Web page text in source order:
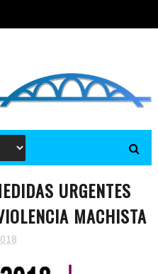
URGENTES
MACHISTA